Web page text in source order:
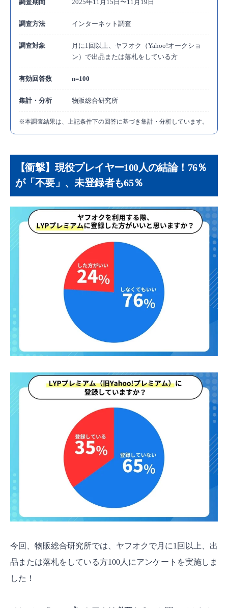
ヤフオク以外もお得！LYPプレミアム全特典まと
LYPプレミアムの登録方法
よくある質問【FAQ】
が安いんですか？
Q. ヤフオクはプレミアム会員でなくても出品
Q. LYPプレミアムを解約したらヤフオクの評
価はどうなりますか？
ヤフオク利用者はLYPプレミアムに入るべき？
調査期間 2025年11月15日〜11月19日
調査方法 インターネット調査
調査対象
月に1回以上、ヤフオク（Yahoo!オークショ
ン）で出品または落札をしている方
有効回答数 n=100
集計・分析 物販総合研究所
※本調査結果は、上記条件下の回答に基づき集計・分析しています。
【衝撃】現役プレイヤー100人の結論！76％
が「不要」、未登録者も65％
今回、物販総合研究所では、ヤフオクで月に1回以上、出
品または落札をしている方100人にアンケートを実施しま
した！